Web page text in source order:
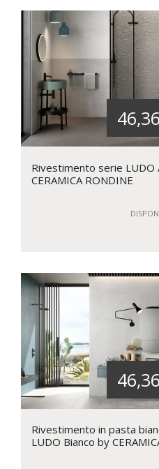
Rivestimento serie LUDO
CERAMICA RONDINE
Rivestimento in pasta
LUDO Bianco by